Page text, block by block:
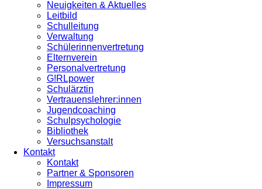
Neuigkeiten & Aktuelles
Leitbild
Schulleitung
Verwaltung
Schülerinnenvertretung
Elternverein
Personalvertretung
G!RLpower
Schulärztin
Vertrauenslehrer:innen
Jugendcoaching
Schulpsychologie
Bibliothek
Versuchsanstalt
Kontakt
Kontakt
Partner & Sponsoren
Impressum